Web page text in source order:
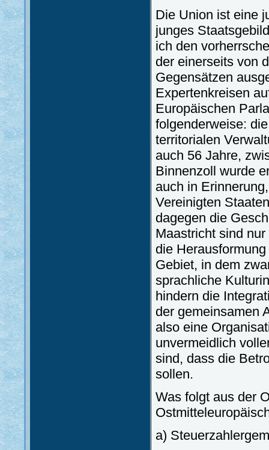
Die Union ist eine
junges
ich den
der einerseits von
Gegensätzen
Expertenkreisen
Europäischen
folgenderweise:
territorialen
auch 56 Jahre,
Binnenzoll wurde
auch in
Vereinigten
dagegen die
Maastricht sind
die
Gebiet, in dem
sprachliche
hindern die
der gemeinsamen
also eine
unvermeidlich
sind, dass die
sollen.
Was folgt aus der
a)